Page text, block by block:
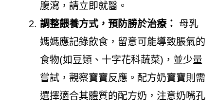
腹瀉，請立即就醫。
調整餵養方式，預防勝於治療：
母乳
媽媽應記錄飲食，留意可能導致脹氣的
食物(如豆類、十字花科蔬菜)，並少量
嘗試，觀察寶寶反應。配方奶寶寶則需
選擇適合其體質的配方奶，注意奶嘴孔